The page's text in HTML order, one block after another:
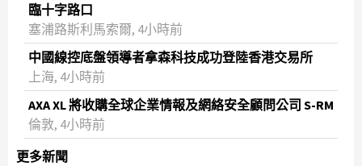
臨十字路口
塞浦路斯利馬索爾, 4小時前
中國線控底盤領導者拿森科技成功登陸香港交易所
上海, 4小時前
AXA XL 將收購全球企業情報及網絡安全顧問公司 S-RM
倫敦, 4小時前
更多新聞